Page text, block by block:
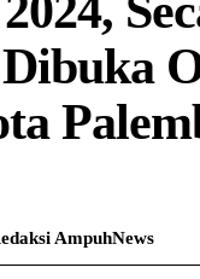
AmpuhNews